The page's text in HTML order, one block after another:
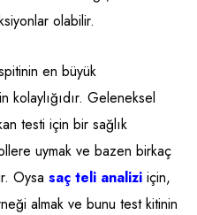
olabilir.
en büyük
kolaylığıdır. Geleneksel
testi için bir sağlık
uymak ve bazen birkaç
Oysa saç teli analizi için,
almak ve bunu test kitinin